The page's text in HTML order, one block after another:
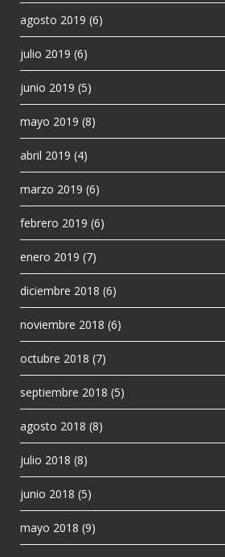
agosto 2019 (6)
julio 2019 (6)
junio 2019 (5)
mayo 2019 (8)
abril 2019 (4)
marzo 2019 (6)
febrero 2019 (6)
enero 2019 (7)
diciembre 2018 (6)
noviembre 2018 (6)
octubre 2018 (7)
septiembre 2018 (5)
agosto 2018 (8)
julio 2018 (8)
junio 2018 (5)
mayo 2018 (9)